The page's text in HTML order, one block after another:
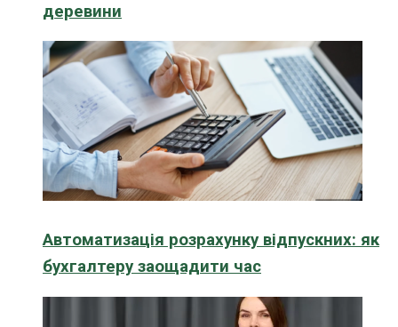
деревини
Автоматизація розрахунку відпускних: як
бухгалтеру заощадити час